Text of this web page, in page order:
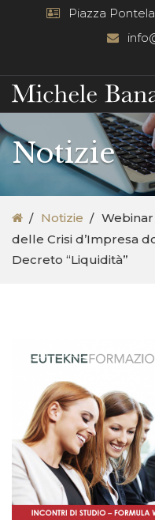
Piazza
Notizie
Notizie
delle Crisi d’Impresa
Decreto “Liquidità”